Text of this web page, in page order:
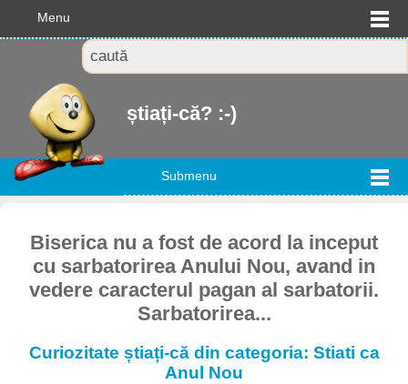
Menu
știați-că? :-)
Submenu
Biserica nu a fost de acord la inceput
cu sarbatorirea Anului Nou, avand in
vedere caracterul pagan al sarbatorii.
Sarbatorirea...
Curiozitate știați-că din categoria: Stiati ca
Anul Nou